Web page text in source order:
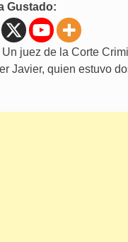
Gustado:
Un juez de la Corte
Javier, quien estuvo